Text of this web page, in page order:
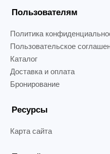
Пользователям
Политика
Пользовательское
Каталог
Доставка и оплата
Бронирование
Ресурсы
Карта сайта